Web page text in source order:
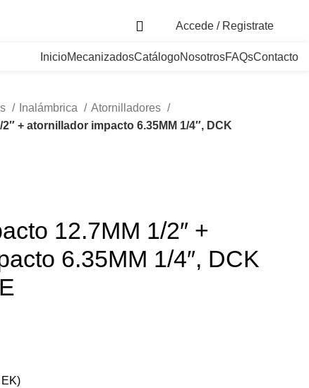
Accede / Registrate
InicioMecanizadosCatálogoNosotrosFAQsContacto
Inalámbrica
Atornilladores
+ atornillador impacto 6.35MM 1/4″, DCK
12.7MM 1/2″ +
6.35MM 1/4″, DCK